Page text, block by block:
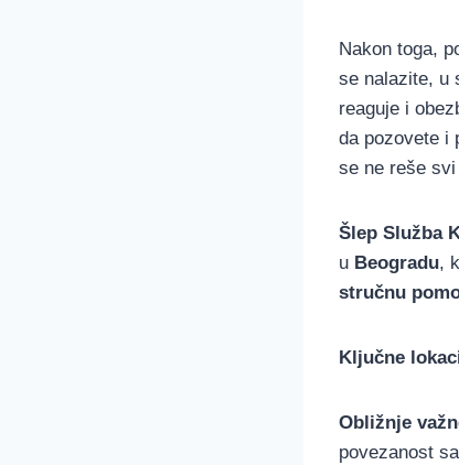
Nakon toga,
se nalazite, u
reaguje i
da pozovete i
se ne reše
Šlep Služba
u Beogradu,
stručnu
Ključne
Obližnje
povezanost